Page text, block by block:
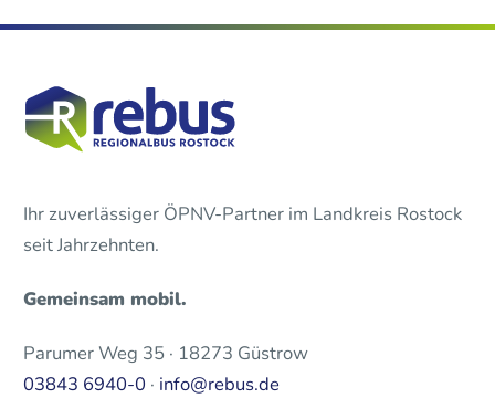
Ihr zuverlässiger ÖPNV-Partner im Landkreis Rostock
seit Jahrzehnten.
Gemeinsam mobil.
Parumer Weg 35 · 18273 Güstrow
03843 6940-0 · info@rebus.de